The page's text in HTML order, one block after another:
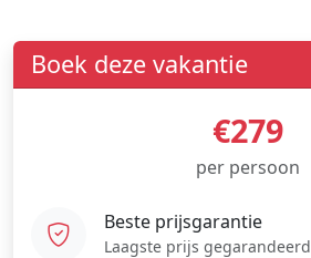
Boek deze vakantie
€279
per persoon
Beste prijsgarantie
Laagste prijs gegarandeerd